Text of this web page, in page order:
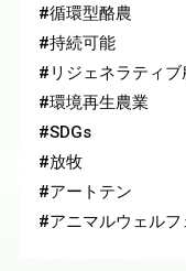
#循環型酪農
#持続可能
#リジェネラティブ
#環境再生農業
#SDGs
#放牧
#アートテン
#アニマルウェルフ